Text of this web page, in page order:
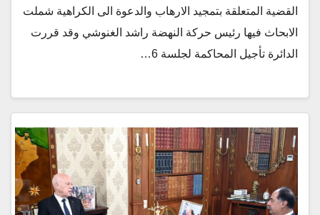
القضية المتعلقة بتمجيد الارهاب والدعوة الى الكراهية شملت
الابحاث فيها رئيس حركة النهضة راشد الغنوشي وقد قررت
الدائرة تأجيل المحاكمة لجلسة 6…